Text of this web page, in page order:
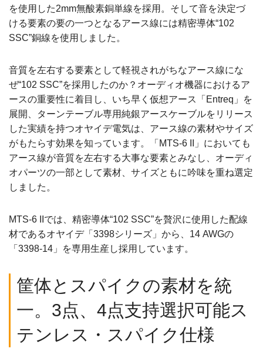
を使用した2mm無酸素銅単線を採用。そして音を決定づ
ける要素の要の一つとなるアース線には精密導体“102
SSC”銅線を使用しました。
音質を左右する要素として軽視されがちなアース線にな
ぜ“102 SSC”を採用したのか？オーディオ機器におけるア
ースの重要性に着目し、いち早く仮想アース「Entreq」を
展開、ターンテーブル専用純銀アースケーブルをリリース
した実績を持つオヤイデ電気は、アース線の素材やサイズ
がもたらす効果を知っています。「MTS-6 II」においても
アース線が音質を左右する大事な要素とみなし、オーディ
オパーツの一部として素材、サイズともに吟味を重ね選定
しました。
MTS-6 IIでは、精密導体“102 SSC”を贅沢に使用した配線
材であるオヤイデ「3398シリーズ」から、14 AWGの
「3398-14」を専用生産し採用しています。
筐体とスパイクの素材を統
一。3点、4点支持選択可能ス
テンレス・スパイク仕様